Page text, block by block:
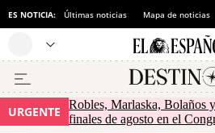
ES NOTICIA: Últimas noticias Mapa de noticias
URGENTE
Robles, Marlaska, Bolaños
finales de agosto en el